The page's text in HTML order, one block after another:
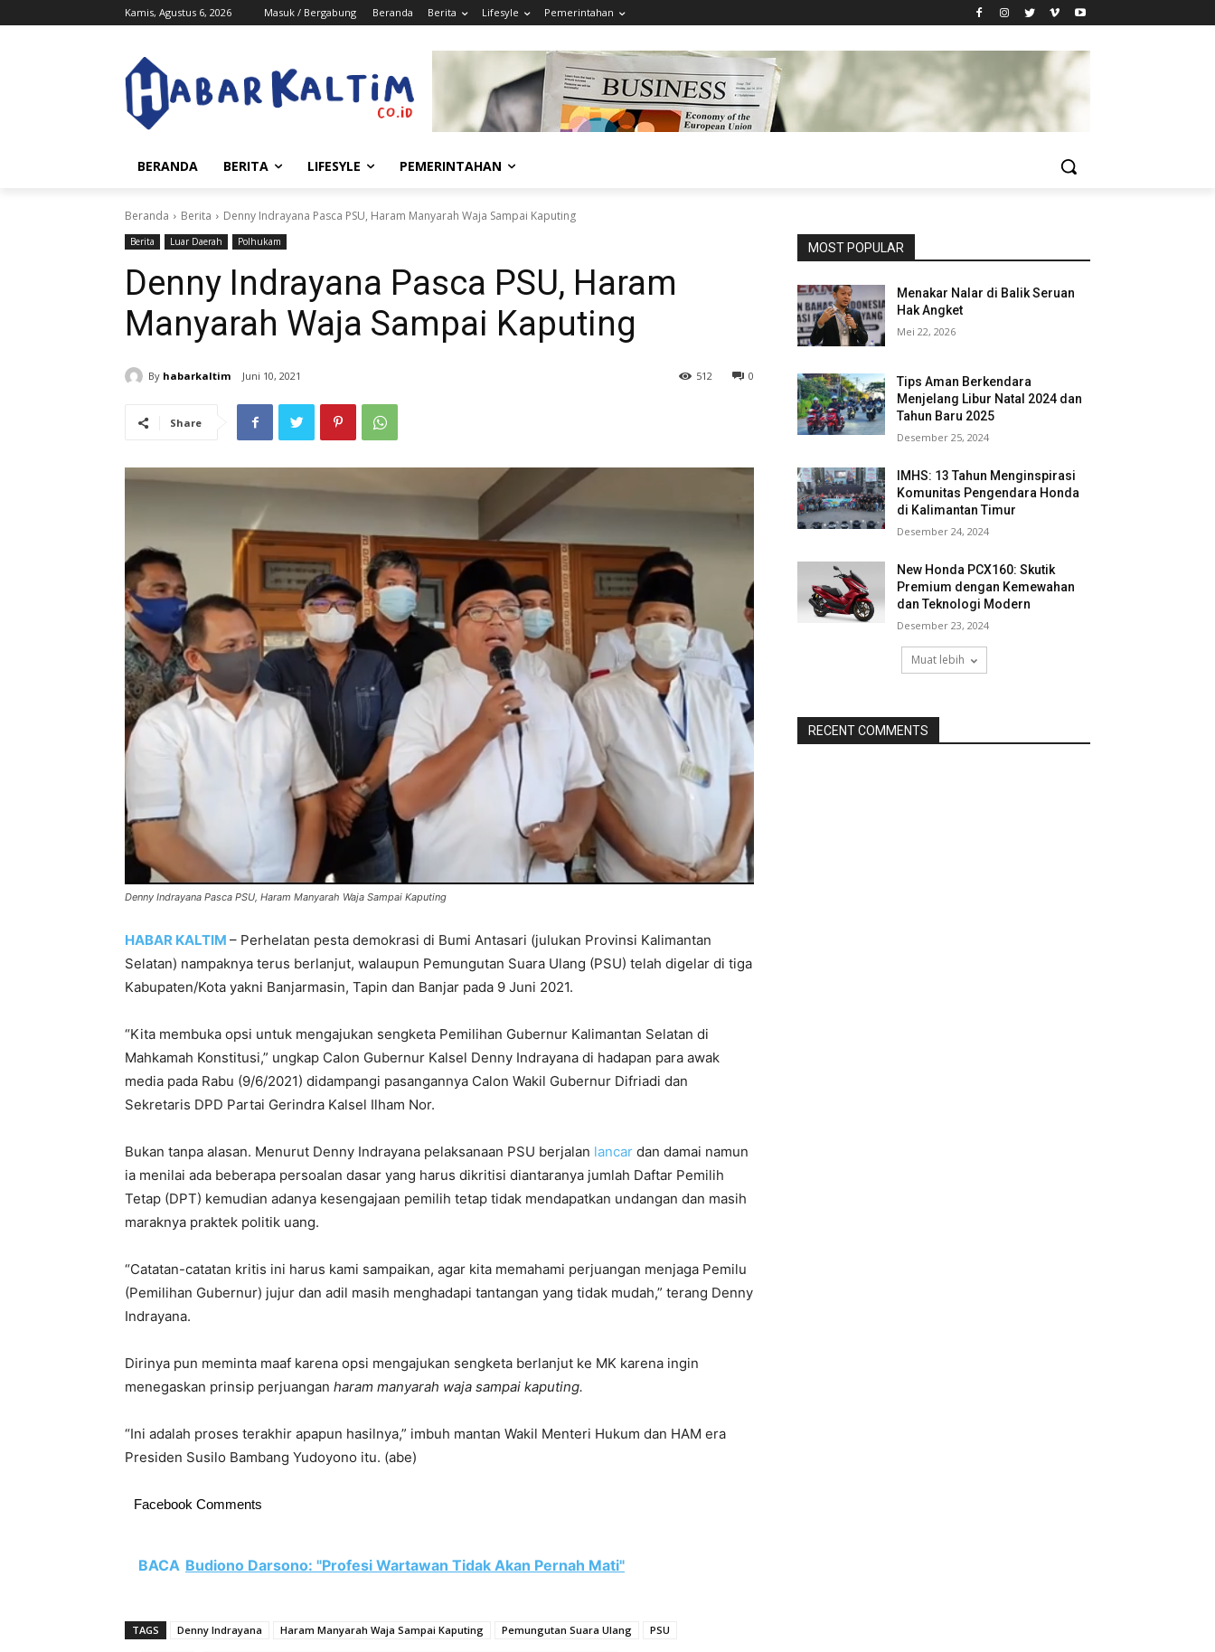
Kamis, Agustus 6, 2026 Masuk / Bergabung Beranda Berita Lifesyle Pemerintahan
BERANDA BERITA LIFESYLE PEMERINTAHAN
Beranda Berita Denny Indrayana Pasca PSU, Haram Manyarah Waja Sampai Kaputing
Berita Luar Daerah Polhukam
Denny Indrayana Pasca PSU, Haram
Manyarah Waja Sampai Kaputing
By habarkaltim Juni 10, 2021 0
512
Share
Denny Indrayana Pasca PSU, Haram Manyarah Waja Sampai Kaputing
HABAR KALTIM – Perhelatan pesta demokrasi di Bumi Antasari (julukan Provinsi Kalimantan
Selatan) nampaknya terus berlanjut, walaupun Pemungutan Suara Ulang (PSU) telah digelar di tiga
Kabupaten/Kota yakni Banjarmasin, Tapin dan Banjar pada 9 Juni 2021.
“Kita membuka opsi untuk mengajukan sengketa Pemilihan Gubernur Kalimantan Selatan di
Mahkamah Konstitusi,” ungkap Calon Gubernur Kalsel Denny Indrayana di hadapan para awak
media pada Rabu (9/6/2021) didampangi pasangannya Calon Wakil Gubernur Difriadi dan
Sekretaris DPD Partai Gerindra Kalsel Ilham Nor.
Bukan tanpa alasan. Menurut Denny Indrayana pelaksanaan PSU berjalan lancar dan damai namun
ia menilai ada beberapa persoalan dasar yang harus dikritisi diantaranya jumlah Daftar Pemilih
Tetap (DPT) kemudian adanya kesengajaan pemilih tetap tidak mendapatkan undangan dan masih
maraknya praktek politik uang.
“Catatan-catatan kritis ini harus kami sampaikan, agar kita memahami perjuangan menjaga Pemilu
(Pemilihan Gubernur) jujur dan adil masih menghadapi tantangan yang tidak mudah,” terang Denny
Indrayana.
Dirinya pun meminta maaf karena opsi mengajukan sengketa berlanjut ke MK karena ingin
menegaskan prinsip perjuangan haram manyarah waja sampai kaputing.
“Ini adalah proses terakhir apapun hasilnya,” imbuh mantan Wakil Menteri Hukum dan HAM era
Presiden Susilo Bambang Yudoyono itu. (abe)
Facebook Comments
BACA Budiono Darsono: "Profesi Wartawan Tidak Akan Pernah Mati"
TAGS Denny Indrayana Haram Manyarah Waja Sampai Kaputing Pemungutan Suara Ulang PSU
MOST POPULAR
Menakar Nalar di Balik Seruan
Hak Angket
Mei 22, 2026
Tips Aman Berkendara
Menjelang Libur Natal 2024 dan
Tahun Baru 2025
Desember 25, 2024
IMHS: 13 Tahun Menginspirasi
Komunitas Pengendara Honda
di Kalimantan Timur
Desember 24, 2024
New Honda PCX160: Skutik
Premium dengan Kemewahan
dan Teknologi Modern
Desember 23, 2024
Muat lebih
RECENT COMMENTS